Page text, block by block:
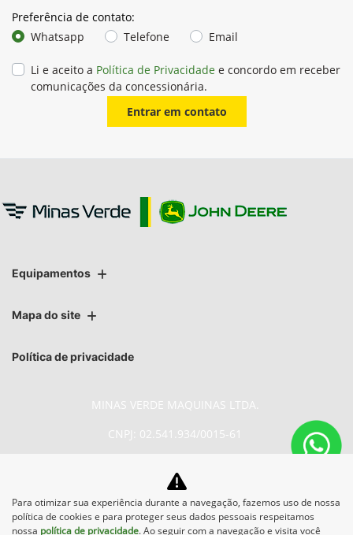
Preferência de contato:
Whatsapp
Telefone Email
Li e aceito a Política de Privacidade e concordo em receber
comunicações da concessionária.
Entrar em contato
Equipamentos
Mapa do site
Política de privacidade
MINAS VERDE MAQUINAS LTDA.
CNPJ: 02.541.934/0015-61
No trânsito, enxergar o outro
salva vidas.
Para otimizar sua experiência durante a navegação, fazemos uso de nossa
política de cookies e para proteger seus dados pessoais respeitamos
nossa política de privacidade. Ao seguir com a navegação e visita você